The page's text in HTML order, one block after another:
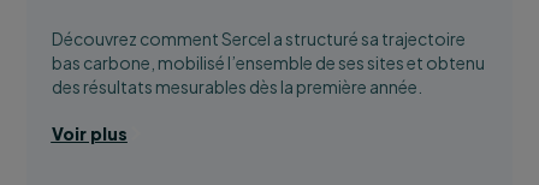
Découvrez comment Sercel a structuré sa trajectoire
bas carbone, mobilisé l’ensemble de ses sites et obtenu
des résultats mesurables dès la première année.
Voir plus